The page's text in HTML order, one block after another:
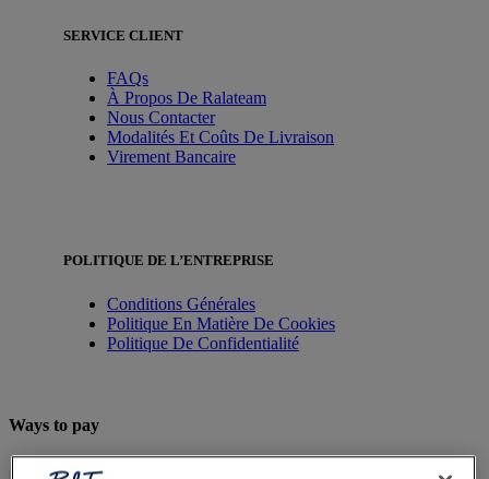
SERVICE CLIENT
FAQs
À Propos De Ralateam
Nous Contacter
Modalités Et Coûts De Livraison
Virement Bancaire
POLITIQUE DE L’ENTREPRISE
Conditions Générales
Politique En Matière De Cookies
Politique De Confidentialité
Ways to pay